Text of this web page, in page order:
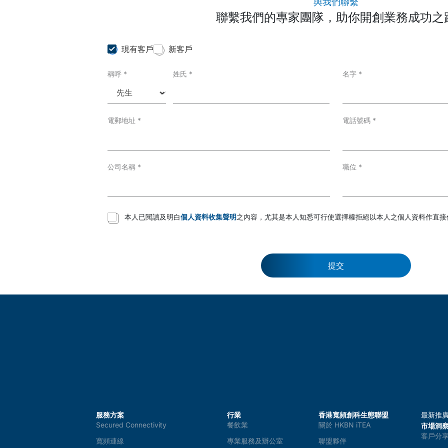
聯繫我們的專家團隊，助你開創業務成功之
C
u
t
T
現有客戶 新客戶
稱呼 * 姓氏 * 名字 *
電郵地址 * 電話號碼 *
公司名稱 * 職位 *
T
e
o
本人已閱讀及明白個人資料收集聲明之內容，尤其是本人知悉可行使選擇權拒絕以本人之個人資料作直接
提交
服務方案
Secured Connectivity
寬頻連線
行業
餐飲業
專業服務及辦公室
香港寬頻創科生態聯盟
關於 HKBN iTEA
聯盟夥伴
最新推
市場洞
客戶分